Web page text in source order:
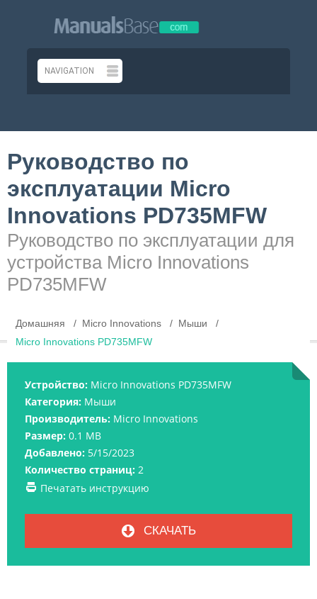
Руководство по
эксплуатации Micro
Innovations PD735MFW
Руководство по эксплуатации для
устройства Micro Innovations
PD735MFW
Домашняя Micro Innovations
Мыши
Micro Innovations PD735MFW
Устройство: Micro Innovations PD735MFW
Категория: Мыши
Производитель: Micro Innovations
Размер: 0.1 MB
Добавлено: 5/15/2023
Количество страниц: 2
Печатать инструкцию
СКАЧАТЬ